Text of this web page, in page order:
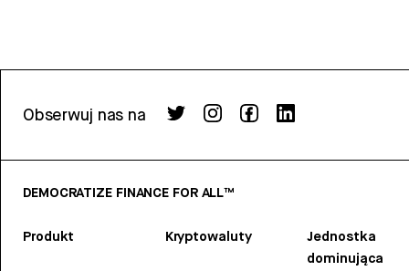
Obserwuj nas na
DEMOCRATIZE FINANCE FOR ALL™
Produkt Kryptowaluty
Jednostka
dominująca